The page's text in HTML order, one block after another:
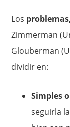
Los
Zimmerman
Glouberman
dividir en:
Simples
seguirla